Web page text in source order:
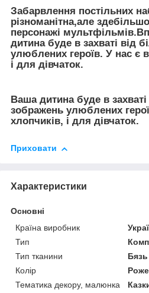
Забарвлення постільних
різноманітна,але
персонажі
дитина буде в захваті від
улюблених героїв. У нас є
і для дівчаток.
Ваша дитина буде в захваті
зображень улюблених
хлопчиків, і для дівчаток.
Приховати
Характеристики
Основні
Країна виробник
Тип
Тип тканини
Бязь
Колір
Тематика декору, малюнка